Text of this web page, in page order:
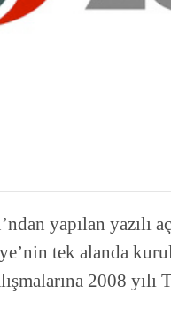
yapılan yazılı
tek alanda
2008 yılı